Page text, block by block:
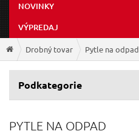
NOVINKY
VÝPREDAJ
Drobný tovar Pytle na odpad
Podkategorie
PYTLE NA ODPAD